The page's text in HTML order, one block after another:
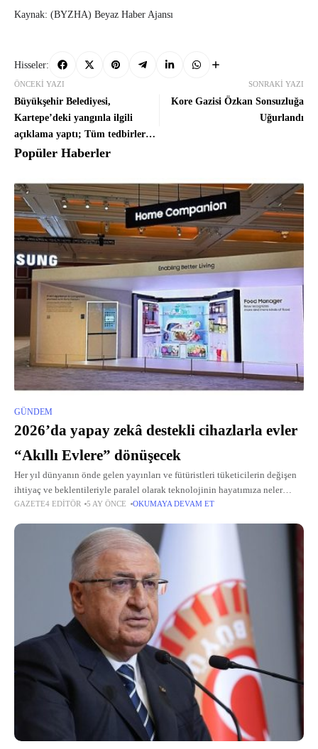
Kaynak: (BYZHA) Beyaz Haber Ajansı
Hisseler:
ÖNCEKI YAZI
Büyükşehir Belediyesi,
Kartepe’deki yangınla ilgili
açıklama yaptı; Tüm tedbirler
alındı, hiçbir olumsuz durum
SONRAKI YAZI
Kore Gazisi Özkan Sonsuzluğa
Uğurlandı
Popüler Haberler
GÜNDEM
2026’da yapay zekâ destekli cihazlarla evler
“Akıllı Evlere” dönüşecek
Her yıl dünyanın önde gelen yayınları ve fütüristleri tüketicilerin değişen
ihtiyaç ve beklentileriyle paralel olarak teknolojinin hayatımıza neler
katacağına dair projeksiyonlar çiziyor.
GAZETE4 EDITÖR 5 AY ÖNCE OKUMAYA DEVAM ET